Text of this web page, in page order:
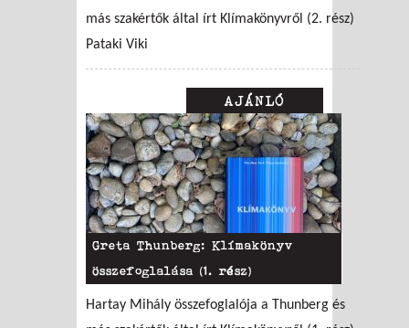
más szakértők által írt Klímakönyvről (2. rész)
Pataki Viki
AJÁNLÓ
Greta Thunberg: Klímakönyv
összefoglalása (1. rész)
Hartay Mihály összefoglalója a Thunberg és